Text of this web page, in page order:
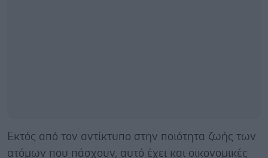
Εκτός από τον αντίκτυπο στην ποιότητα ζωής των
ατόμων που πάσχουν, αυτό έχει και οικονομικές